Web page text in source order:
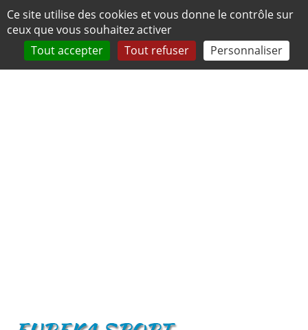
Panneau de gestion des cookies
Ce site utilise des cookies et vous donne le contrôle sur
ceux que vous souhaitez activer
Tout accepter
Tout refuser Personnaliser